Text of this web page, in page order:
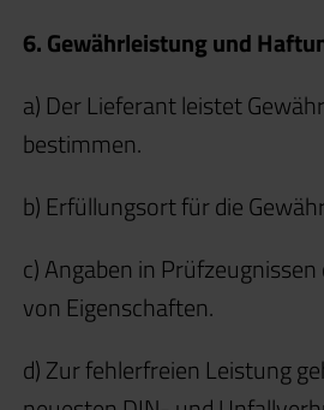
6. Gewährleistung und
a) Der Lieferant leistet
bestimmen.
b) Erfüllungsort für die
c) Angaben in
von Eigenschaften.
d) Zur fehlerfreien Leistung